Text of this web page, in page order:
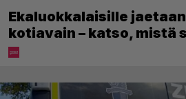
Ekaluokkalaisille
kotiavain – katso, mistä